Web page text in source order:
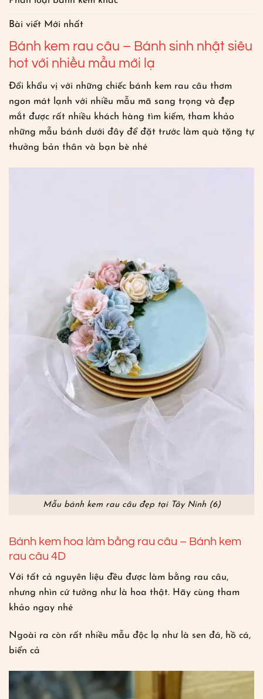
Bài viết Mới nhất
Bánh kem rau câu – Bánh sinh nhật siêu
hot với nhiều mẫu mới lạ
Đổi khẩu vị với những chiếc bánh kem rau câu thơm
ngon mát lạnh với nhiều mẫu mã sang trọng và đẹp
mắt được rất nhiều khách hàng tìm kiếm, tham khảo
những mẫu bánh dưới đây để đặt trước làm quà tặng tự
thưởng bản thân và bạn bè nhé
Mẫu bánh kem rau câu đẹp tại Tây Ninh (6)
Bánh kem hoa làm bằng rau câu – Bánh kem
rau câu 4D
Với tất cả nguyên liệu đều được làm bằng rau câu,
nhưng nhìn cứ tưởng như là hoa thật. Hãy cùng tham
khảo ngay nhé
Ngoài ra còn rất nhiều mẫu độc lạ như là sen đá, hồ cá,
biển cả